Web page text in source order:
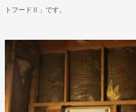
トフードⅡ」です。